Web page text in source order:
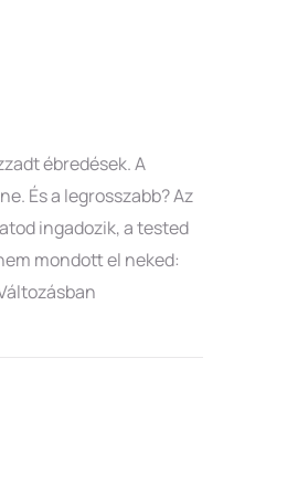
ébredések. A
És a legrosszabb? Az
ingadozik, a tested
mondott el neked: